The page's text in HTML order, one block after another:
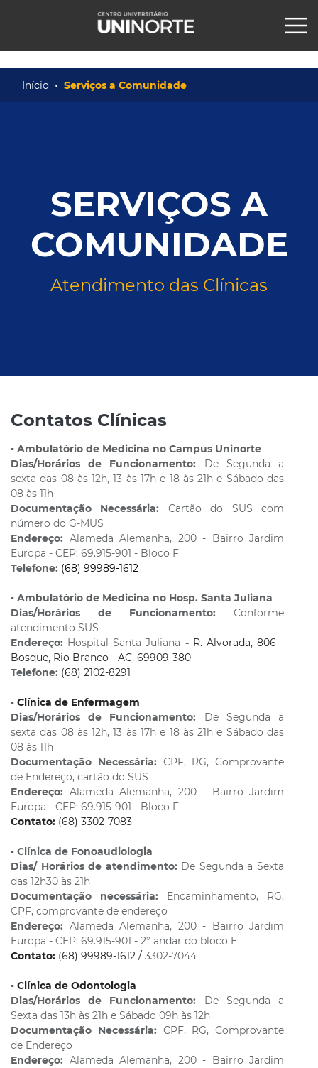
Início Serviços a Comunidade
SERVIÇOS A
COMUNIDADE
Atendimento das Clínicas
Contatos Clínicas
▪️ Ambulatório de Medicina no Campus Uninorte
Dias/Horários de Funcionamento: De Segunda a
sexta das 08 às 12h, 13 às 17h e 18 às 21h e Sábado das
08 às 11h
Documentação Necessária: Cartão do SUS com
número do G-MUS
Endereço: Alameda Alemanha, 200 - Bairro Jardim
Europa - CEP: 69.915-901 - Bloco F
Telefone: (68) 99989-1612
▪️ Ambulatório de Medicina no Hosp. Santa Juliana
Dias/Horários de Funcionamento: Conforme
atendimento SUS
Endereço: Hospital Santa Juliana - R. Alvorada, 806 -
Bosque, Rio Branco - AC, 69909-380
Telefone: (68) 2102-8291
▪️ Clínica de Enfermagem
Dias/Horários de Funcionamento: De Segunda a
sexta das 08 às 12h, 13 às 17h e 18 às 21h e Sábado das
08 às 11h
Documentação Necessária: CPF, RG, Comprovante
de Endereço, cartão do SUS
Endereço: Alameda Alemanha, 200 - Bairro Jardim
Europa - CEP: 69.915-901 - Bloco F
Contato: (68) 3302-7083
▪️ Clínica de Fonoaudiologia
Dias/ Horários de atendimento: De Segunda a Sexta
das 12h30 às 21h
Documentação necessária: Encaminhamento, RG,
CPF, comprovante de endereço
Endereço: Alameda Alemanha, 200 - Bairro Jardim
Europa - CEP: 69.915-901 - 2° andar do bloco E
Contato: (68) 99989-1612 / 3302-7044
▪️ Clínica de Odontologia
Dias/Horários de Funcionamento: De Segunda a
Sexta das 13h às 21h e Sábado 09h às 12h
Documentação Necessária: CPF, RG, Comprovante
de Endereço
Endereço: Alameda Alemanha, 200 - Bairro Jardim